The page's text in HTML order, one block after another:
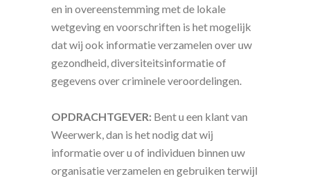
en in overeenstemming met de lokale
wetgeving en voorschriften is het mogelijk
dat wij ook informatie verzamelen over uw
gezondheid, diversiteitsinformatie of
gegevens over criminele veroordelingen.
OPDRACHTGEVER: Bent u een klant van
Weerwerk, dan is het nodig dat wij
informatie over u of individuen binnen uw
organisatie verzamelen en gebruiken terwijl